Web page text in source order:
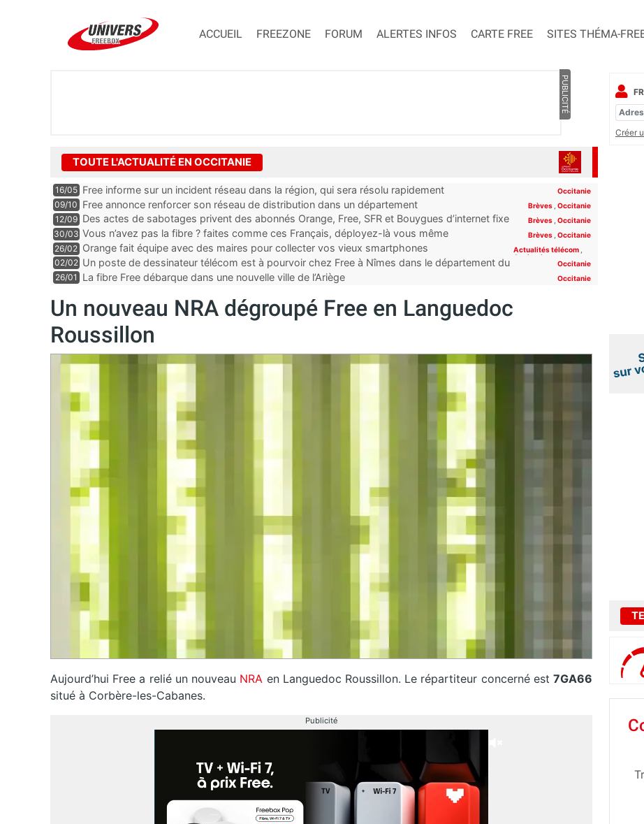
ACCUEIL FREEZONE FORUM ALERTES INFOS CARTE FREE SITES THÉMA-
PUBLICITÉ
TOUTE L'ACTUALITÉ EN OCCITANIE
16/05 Free informe sur un incident réseau dans la région, qui sera résolu rapidement Occitanie
09/10 Free annonce renforcer son réseau de distribution dans un département Brèves Occitanie
12/09 Des actes de sabotages privent des abonnés Orange, Free, SFR et Bouygues d’internet fixe
et mobile, “c’est clairement quelqu’un qui est expert”
Brèves Occitanie
30/03 Vous n’avez pas la fibre ? faites comme ces Français, déployez-là vous même Brèves Occitanie
26/02 Orange fait équipe avec des maires pour collecter vos vieux smartphones Actualités télécom
Occitanie
02/02 Un poste de dessinateur télécom est à pourvoir chez Free à Nîmes dans le département du
Gard
Occitanie
26/01 La fibre Free débarque dans une nouvelle ville de l’Ariège Occitanie
Un nouveau NRA dégroupé Free en Languedoc
Roussillon
Aujourd’hui Free a relié un nouveau NRA en Languedoc Roussillon. Le répartiteur concerné est7GA66
situé à Corbère-les-Cabanes.
Publicité
Créer